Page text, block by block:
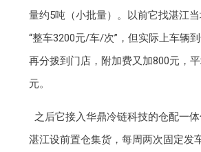
量约5吨（小批量）。以前它找湛江
“整车3200元/车/次”，但实际上车辆
再分拨到门店，附加费又加800元，
元。
之后它接入华鼎冷链科技的仓配一
湛江设前置仓集货，每周两次固定发